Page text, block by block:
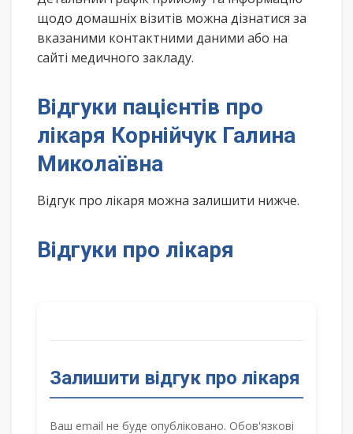
щодо домашніх візитів можна дізнатися за
вказаними контактними даними або на
сайті медичного закладу.
Відгуки пацієнтів про
лікаря Корнійчук Галина
Миколаївна
Відгук про лікаря можна залишити нижче.
Відгуки про лікаря
Залишити відгук про лікаря
Ваш email не буде опубліковано. Обов'язкові